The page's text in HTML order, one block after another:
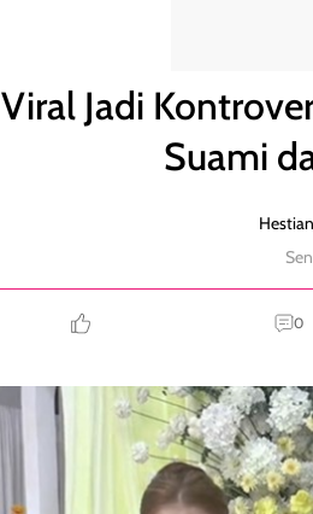
Viral Jadi
Suami
0